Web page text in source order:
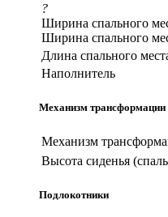
?
Ширина спального
Ширина спального
Длина спального
Наполнитель
Механизм трансформации
Механизм
Высота сиденья
Подлокотники